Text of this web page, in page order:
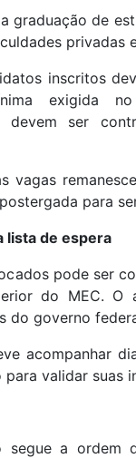
graduação de
privadas
inscritos
exigida
devem ser
vagas
para
lista de espera
pode ser
do MEC.
do governo
acompanhar
validar suas
segue a ordem